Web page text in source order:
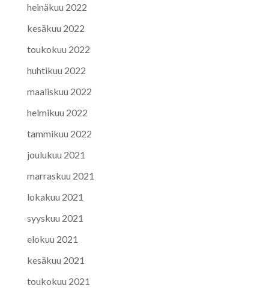
heinäkuu 2022
kesäkuu 2022
toukokuu 2022
huhtikuu 2022
maaliskuu 2022
helmikuu 2022
tammikuu 2022
joulukuu 2021
marraskuu 2021
lokakuu 2021
syyskuu 2021
elokuu 2021
kesäkuu 2021
toukokuu 2021